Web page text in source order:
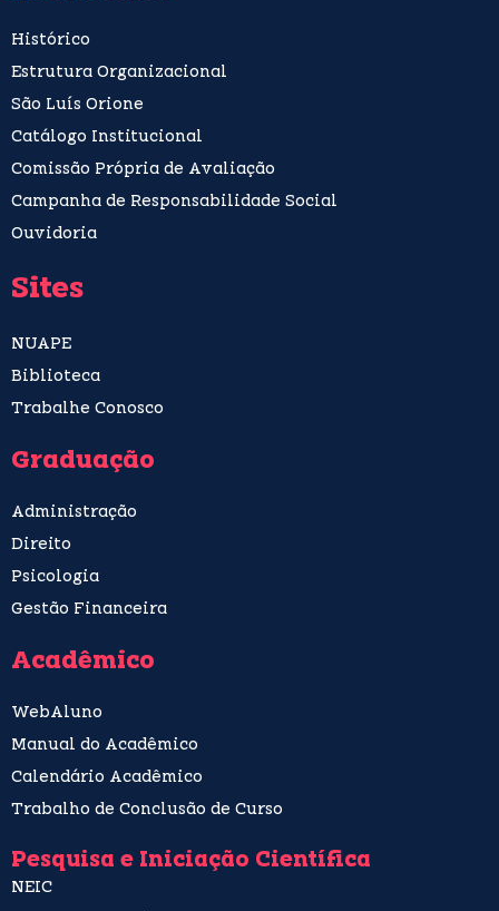
Histórico
Estrutura Organizacional
São Luís Orione
Catálogo Institucional
Comissão Própria de Avaliação
Campanha de Responsabilidade Social
Ouvidoria
Sites
NUAPE
Biblioteca
Trabalhe Conosco
Graduação
Administração
Direito
Psicologia
Gestão Financeira
Acadêmico
WebAluno
Manual do Acadêmico
Calendário Acadêmico
Trabalho de Conclusão de Curso
Pesquisa e Iniciação Científica
NEIC